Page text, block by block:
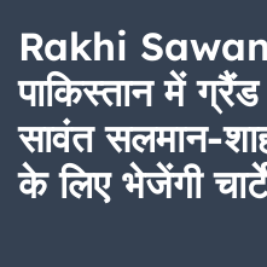
Rakhi
पाकिस्तान में
सावंत सलमान-
के लिए भेजेंगी